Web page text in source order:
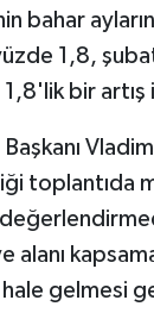
bahar
1,8,
bir artış
Başkanı
toplantıda
alanı
gelmesi